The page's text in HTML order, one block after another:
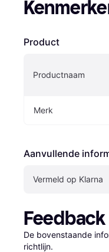
Product
Productnaam
Merk
Aanvullende
Vermeld op Klarna
Feedback
De bovenstaande
richtlijn.